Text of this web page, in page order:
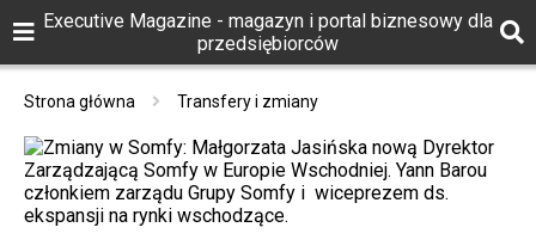
Executive Magazine - magazyn i portal biznesowy dla
przedsiębiorców
Strona główna Transfery i zmiany